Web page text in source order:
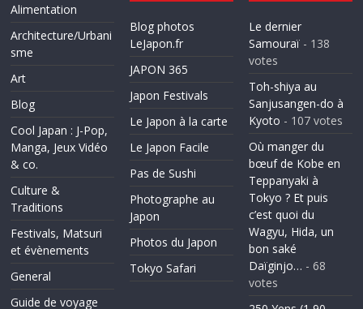
Alimentation
Architecture/Urbani
sme
Art
Blog
Cool Japan : J-Pop,
Manga, Jeux Vidéo
& co.
Culture &
Traditions
Festivals, Matsuri
et évènements
General
Guide de voyage
Blog photos
LeJapon.fr
JAPON 365
Japon Festivals
Le Japon à la carte
Le Japon Facile
Pas de Sushi
Photographe au
Japon
Photos du Japon
Tokyo Safari
Le dernier
Samouraï- 138
votes
Toh-shiya au
Sanjusangen-do à
Kyoto - 107 votes
Où manger du
bœuf de Kobe en
Teppanyaki à
Tokyo ? Et puis
c’est quoi du
Wagyu, Hida, un
bon saké
Daïginjo… - 68
votes